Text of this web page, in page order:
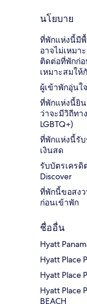
นโยบาย
ที่พักแห่งนี้มีพื้
อาจไม่เหมา
ติดต่อที่พักก่
เหมาะสมใ
ผู้เข้าพักอุ่นใ
ที่พักแห่งนี้ยิ
ว่าจะมีวิถีทา
LGBTQ+)
ที่พักแห่งนี้รับ
เงินสด
รับบัตรเครดิ
Discover
ที่พักนี้ขอสงว
ก่อนเข้าพัก
ชื่ออื่น
Hyatt
Hyatt Place
Hyatt Place
Hyatt Place
BEACH